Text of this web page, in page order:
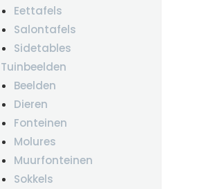
Eettafels
Salontafels
Sidetables
Tuinbeelden
Beelden
Dieren
Fonteinen
Molures
Muurfonteinen
Sokkels